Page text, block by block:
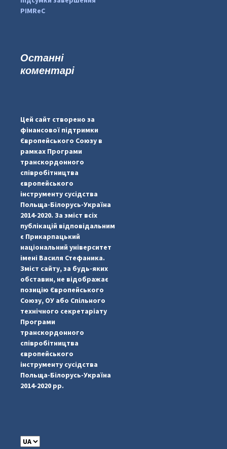
#PipIvanToday
PIMReC
Останні
коментарі
Цей сайт створено за
фінансової підтримки
Європейського Союзу в
рамках Програми
транскордонного
співробітництва
європейського
інструменту сусідства
Польща-Білорусь-Україна
2014-2020. За зміст всіх
публікацій відповідальним
є Прикарпацький
національний університет
імені Василя Стефаника.
Зміст сайту, за будь-яких
обставин, не відображає
позицію Європейського
Союзу, ОУ або Спільного
технічного секретаріату
Програми
транскордонного
співробітництва
європейського
інструменту сусідства
Польща-Білорусь-Україна
2014-2020 рр.
C